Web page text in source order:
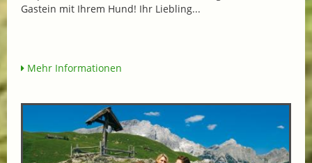
Gastein mit Ihrem Hund! Ihr Liebling...
Mehr Informationen